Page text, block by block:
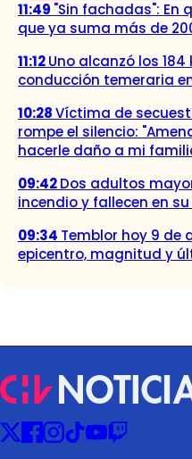
11:49 "Sin fachadas": En
que ya suma más de
11:12Uno alcanzó los
conducción temeraria
10:28Víctima de
rompe el silencio:
hacerle daño a mi
09:42Dos adultos
incendio y fallecen en
09:34 Temblor hoy 9 de
epicentro, magnitud y